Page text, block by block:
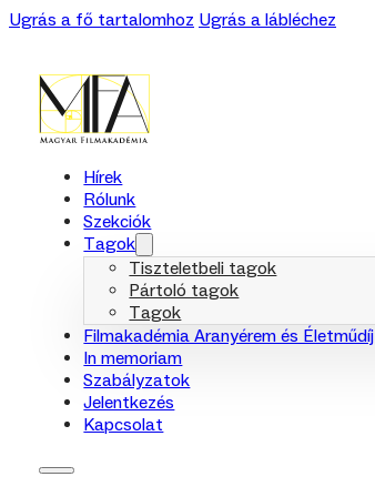
Ugrás a fő tartalomhoz Ugrás a lábléchez
Hírek
Rólunk
Szekciók
Tagok
Tiszteletbeli tagok
Pártoló tagok
Tagok
Filmakadémia Aranyérem és Életműdíj
In memoriam
Szabályzatok
Jelentkezés
Kapcsolat